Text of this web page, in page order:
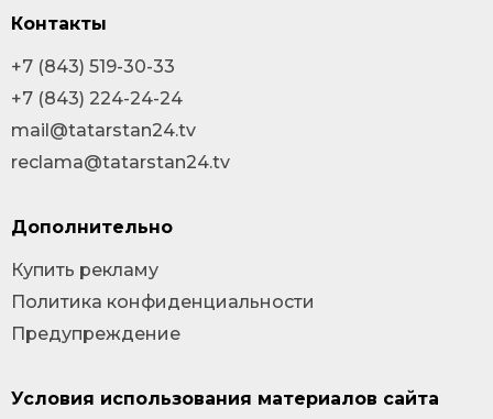
Условия использования материалов сайта
Контакты
+7 (843) 519-30-33
+7 (843) 224-24-24
mail@tatarstan24.tv
reclama@tatarstan24.tv
Дополнительно
Купить рекламу
Политика конфиденциальности
Предупреждение